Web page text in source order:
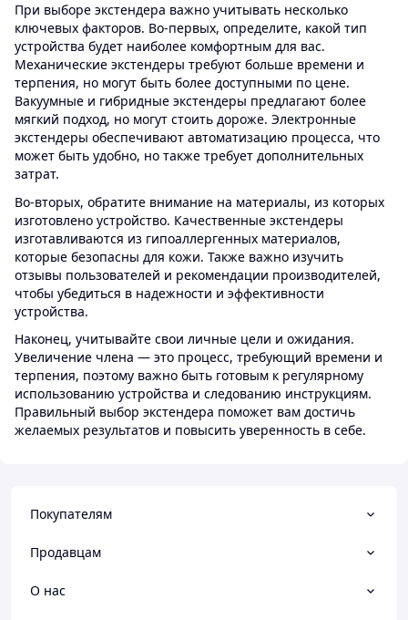
При выборе экстендера важно учитывать несколько
ключевых факторов. Во-первых, определите, какой тип
устройства будет наиболее комфортным для вас.
Механические экстендеры требуют больше времени и
терпения, но могут быть более доступными по цене.
Вакуумные и гибридные экстендеры предлагают более
мягкий подход, но могут стоить дороже. Электронные
экстендеры обеспечивают автоматизацию процесса, что
может быть удобно, но также требует дополнительных
затрат.
Во-вторых, обратите внимание на материалы, из которых
изготовлено устройство. Качественные экстендеры
изготавливаются из гипоаллергенных материалов,
которые безопасны для кожи. Также важно изучить
отзывы пользователей и рекомендации производителей,
чтобы убедиться в надежности и эффективности
устройства.
Наконец, учитывайте свои личные цели и ожидания.
Увеличение члена — это процесс, требующий времени и
терпения, поэтому важно быть готовым к регулярному
использованию устройства и следованию инструкциям.
Правильный выбор экстендера поможет вам достичь
желаемых результатов и повысить уверенность в себе.
Покупателям
Продавцам
О нас